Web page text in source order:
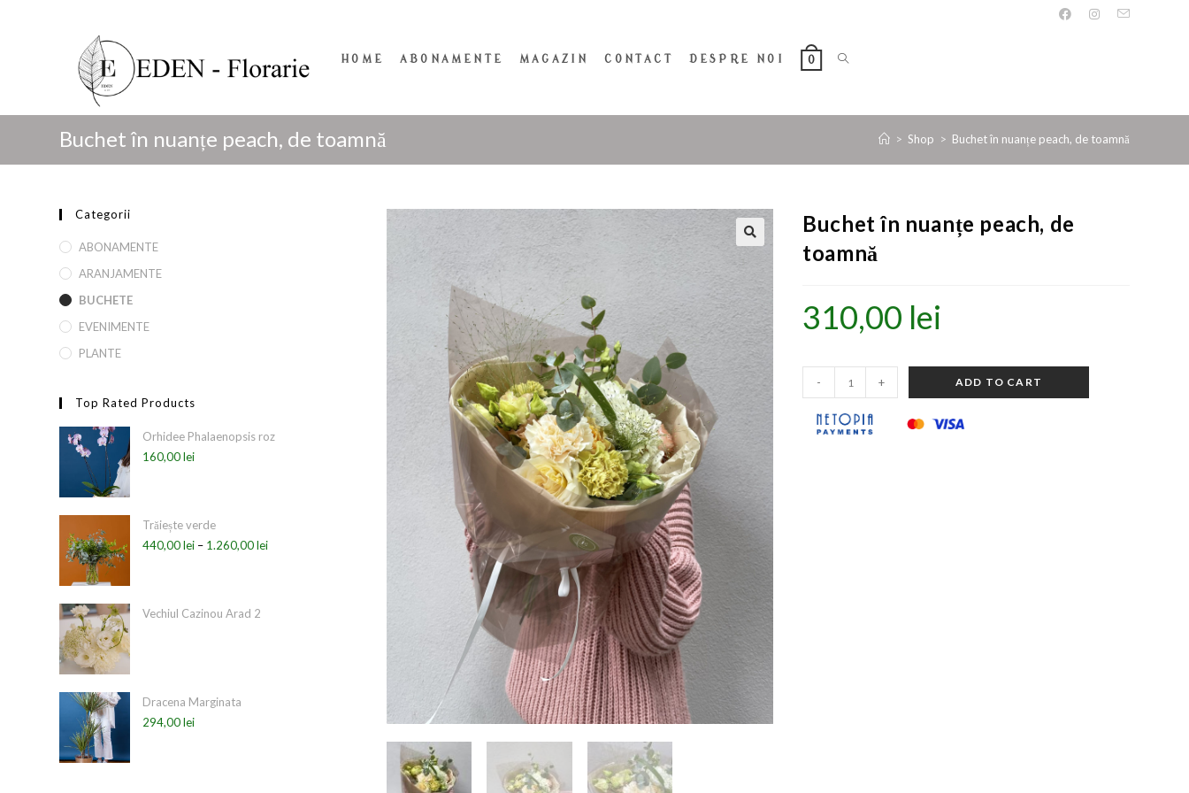
HOME ABONAMENTE MAGAZIN CONTACT DESPRE NOI 0
Buchet în nuanțe peach, de toamnă > Shop > Buchet în nuanțe peach, de toamnă
Categorii
ABONAMENTE
ARANJAMENTE
BUCHETE
EVENIMENTE
PLANTE
Top Rated Products
Orhidee Phalaenopsis roz
160,00lei
Trăiește verde
440,00lei – 1.260,00lei
Vechiul Cazinou Arad 2
Dracena Marginata
294,00lei
🔍
Buchet în nuanțe peach, de
toamnă
310,00 lei
- + ADD TO CART